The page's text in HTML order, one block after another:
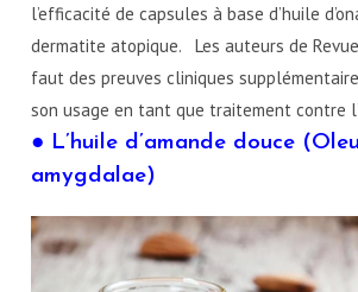
l’efficacité de capsules à base d’huile
dermatite atopique. Les auteurs de
faut des preuves cliniques
son usage en tant que traitement contre
● L’huile d’amande douce
amygdalae)